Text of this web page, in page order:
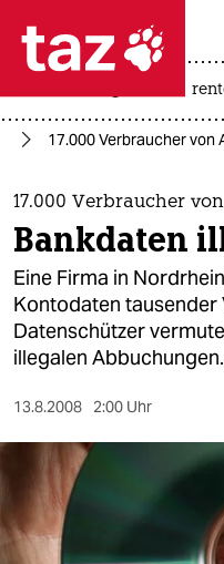
 taz
taz
themen
politik
öko
gesellschaft
kultur
sport
berlin
nord
17.000 Verbraucher von
17.000 Verbraucher
Bankdaten
Eine Firma in
Kontodaten
Datenschützer
illegalen Abbuchungen.
13.8.2008 2:00 Uhr